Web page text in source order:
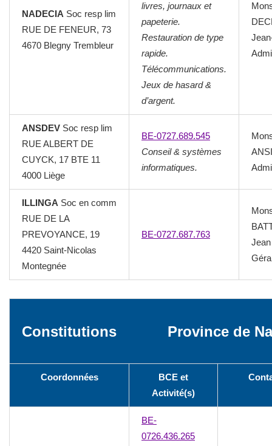
NADECIA Soc resp lim
RUE DE FENEUR, 73
4670 Blegny Trembleur
livres, journaux et
papeterie.
Restauration de type
rapide.
Télécommunications.
Jeux de hasard &
d’argent.
ANSDEV Soc resp lim
RUE ALBERT DE
CUYCK, 17 BTE 11
4000 Liège
BE-0727.689.545
Conseil & systèmes
informatiques.
ILLINGA Soc en comm
RUE DE LA
PREVOYANCE, 19
4420 Saint-Nicolas
Montegnée
BE-0727.687.763
Jean
Constitutions Province de
Coordonnées
BCE et
Activité(s)
BE-
0726.436.265